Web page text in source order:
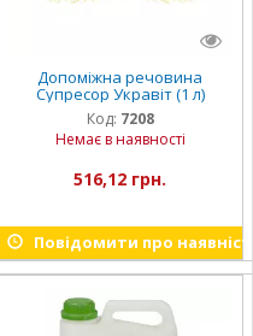
Допоміжна речовина
Супресор Укравіт (1 л)
Код: 7208
Немає в наявності
516,12 грн.
Повідомити про